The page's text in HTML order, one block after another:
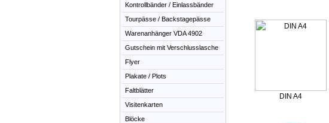
Kontrollbänder / Einlassbänder
Tourpässe / Backstagepässe
Warenanhänger VDA 4902
Gutschein mit Verschlusslasche
Flyer
Plakate / Plots
Faltblätter
Visitenkarten
Blöcke
DIN A4